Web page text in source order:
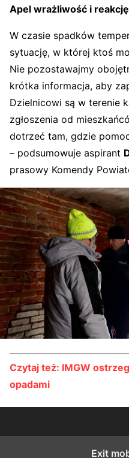
Apel wrażliwość i
W czasie spadków
sytuację, w której ktoś
Nie pozostawajmy
krótka informacja, aby
Dzielnicowi są w terenie
zgłoszenia od
dotrzeć tam, gdzie
– podsumowuje aspirant
prasowy Komendy
Czytaj też: IMGW
opadami
Exit